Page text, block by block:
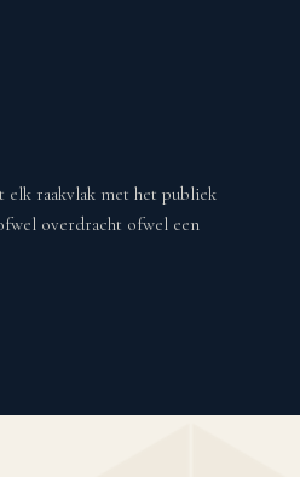
raakvlak met het publiek
overdracht ofwel een